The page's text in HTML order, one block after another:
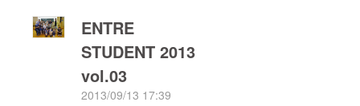
ENTRE
STUDENT 2013
vol.03
2013/09/13 17:39